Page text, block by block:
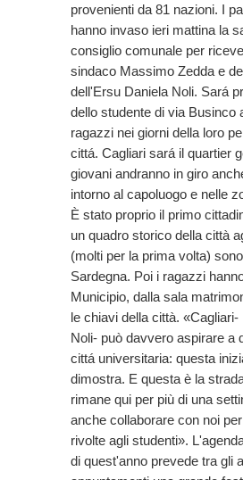
provenienti da 81 nazioni. I
hanno invaso ieri mattina la
consiglio comunale per
sindaco Massimo Zedda e
dell'Ersu Daniela Noli. Sará
dello studente di via Businco
ragazzi nei giorni della loro
cittá. Cagliari sará il quartier
giovani andranno in giro
intorno al capoluogo e nelle
È stato proprio il primo
un quadro storico della città
(molti per la prima volta)
Sardegna. Poi i ragazzi
Municipio, dalla sala
le chiavi della città. «Cagliari-
Noli- può davvero aspirare a
cittá universitaria: questa
dimostra. E questa è la
rimane qui per più di una
anche collaborare con noi
rivolte agli studenti».
di quest'anno prevede tra gli